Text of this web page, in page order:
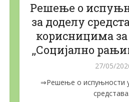
Решење о
за доделу
корисницима за
,,Социјално
27/05/
⇒Решење о испуњности